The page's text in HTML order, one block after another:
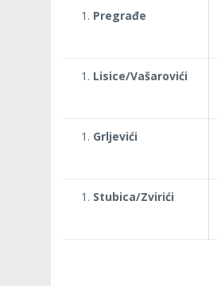
Pregrađe
Lisice/Vašarovići
Grljevići
Stubica/Zvirići